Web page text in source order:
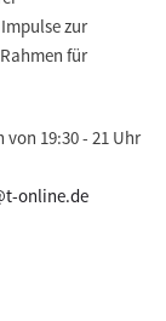
zur
für
von 19:30 - 21 Uhr
online.de